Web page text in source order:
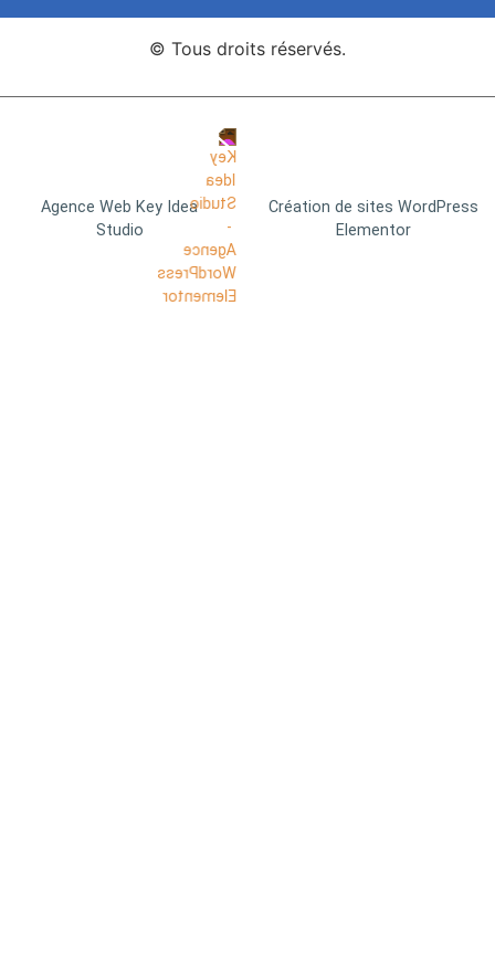
© Tous droits réservés.
Agence Web Key Idea
Studio
Création de sites WordPress
Elementor